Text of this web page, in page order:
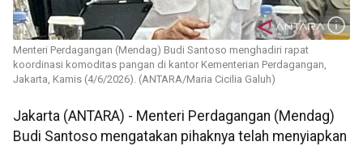
Menteri Perdagangan (Mendag) Budi Santoso menghadiri rapat
koordinasi komoditas pangan di kantor Kementerian Perdagangan,
Jakarta, Kamis (4/6/2026). (ANTARA/Maria Cicilia Galuh)
Jakarta (ANTARA) - Menteri Perdagangan (Mendag)
Budi Santoso mengatakan pihaknya telah menyiapkan